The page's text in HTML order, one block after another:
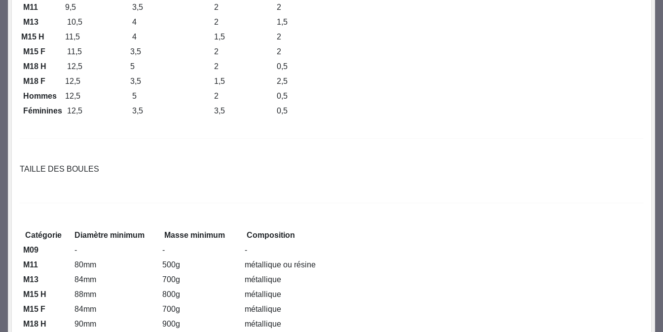
M11
9,5 3,5 2
2
M13
10,5 4 2
1,5
M15 H
11,5 4 1,5
2
M15 F
11,5 3,5 2
2
M18 H
12,5 5 2
0,5
M18 F
12,5 3,5 1,5
2,5
Hommes
12,5 5 2
0,5
Féminines
12,5 3,5 3,5 0,5
TAILLE DES BOULES
Catégorie Diamètre minimum Masse minimum
Composition
M09
- -
-
M11
80mm 500g
métallique ou résine
M13
84mm 700g
métallique
M15 H
88mm 800g
métallique
M15 F
84mm 700g
métallique
M18 H
90mm 900g métallique